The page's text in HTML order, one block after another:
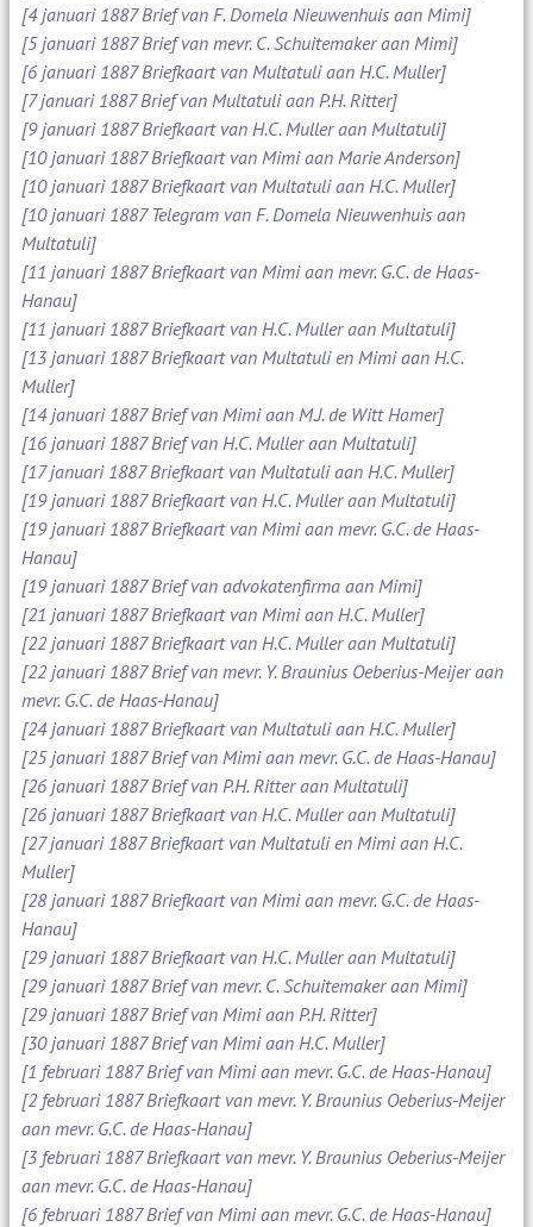
[4 januari 1887 Brief van F. Domela Nieuwenhuis aan Mimi]
[5 januari 1887 Brief van mevr. C. Schuitemaker aan Mimi]
[6 januari 1887 Briefkaart van Multatuli aan H.C. Muller]
[7 januari 1887 Brief van Multatuli aan P.H. Ritter]
[9 januari 1887 Briefkaart van H.C. Muller aan Multatuli]
[10 januari 1887 Briefkaart van Mimi aan Marie Anderson]
[10 januari 1887 Briefkaart van Multatuli aan H.C. Muller]
[10 januari 1887 Telegram van F. Domela Nieuwenhuis aan
Multatuli]
[11 januari 1887 Briefkaart van Mimi aan mevr. G.C. de Haas-
Hanau]
[11 januari 1887 Briefkaart van H.C. Muller aan Multatuli]
[13 januari 1887 Briefkaart van Multatuli en Mimi aan H.C.
Muller]
[14 januari 1887 Brief van Mimi aan M.J. de Witt Hamer]
[16 januari 1887 Brief van H.C. Muller aan Multatuli]
[17 januari 1887 Briefkaart van Multatuli aan H.C. Muller]
[19 januari 1887 Briefkaart van H.C. Muller aan Multatuli]
[19 januari 1887 Briefkaart van Mimi aan mevr. G.C. de Haas-
Hanau]
[19 januari 1887 Brief van advokatenfirma aan Mimi]
[21 januari 1887 Briefkaart van Mimi aan H.C. Muller]
[22 januari 1887 Briefkaart van H.C. Muller aan Multatuli]
[22 januari 1887 Brief van mevr. Y. Braunius Oeberius-Meijer aan
mevr. G.C. de Haas-Hanau]
[24 januari 1887 Briefkaart van Multatuli aan H.C. Muller]
[25 januari 1887 Brief van Mimi aan mevr. G.C. de Haas-Hanau]
[26 januari 1887 Brief van P.H. Ritter aan Multatuli]
[26 januari 1887 Briefkaart van H.C. Muller aan Multatuli]
[27 januari 1887 Briefkaart van Multatuli en Mimi aan H.C.
Muller]
[28 januari 1887 Briefkaart van Mimi aan mevr. G.C. de Haas-
Hanau]
[29 januari 1887 Briefkaart van H.C. Muller aan Multatuli]
[29 januari 1887 Brief van mevr. C. Schuitemaker aan Mimi]
[29 januari 1887 Brief van Mimi aan P.H. Ritter]
[30 januari 1887 Brief van Mimi aan H.C. Muller]
[1 februari 1887 Brief van Mimi aan mevr. G.C. de Haas-Hanau]
[2 februari 1887 Briefkaart van mevr. Y. Braunius Oeberius-Meijer
aan mevr. G.C. de Haas-Hanau]
[3 februari 1887 Briefkaart van mevr. Y. Braunius Oeberius-Meijer
aan mevr. G.C. de Haas-Hanau]
[6 februari 1887 Brief van Mimi aan mevr. G.C. de Haas-Hanau]